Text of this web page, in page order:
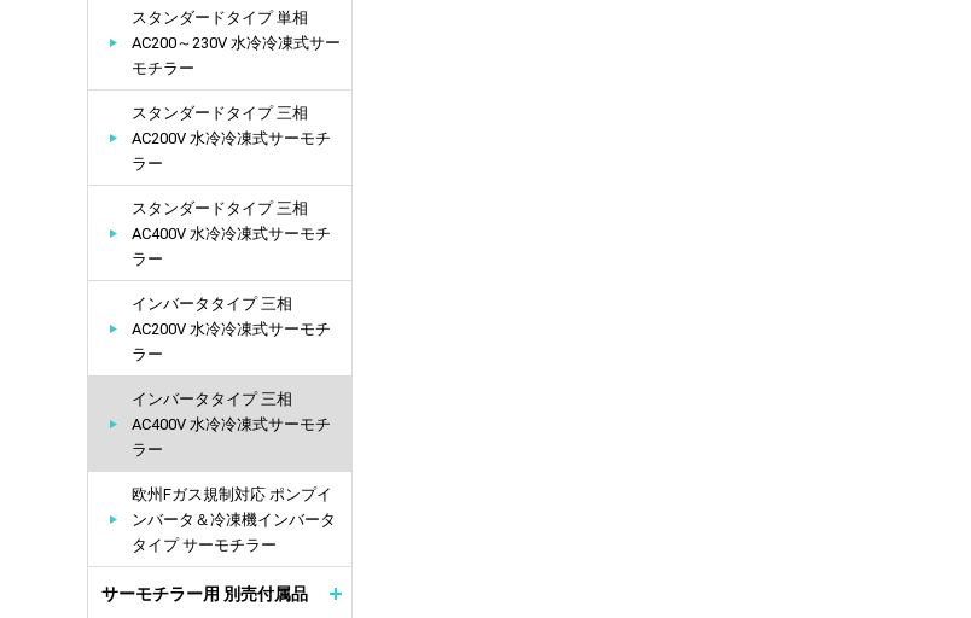
スタンダードタイプ 単相
AC200～230V 水冷冷凍式サー
モチラー
スタンダードタイプ 三相
AC200V 水冷冷凍式サーモチ
ラー
スタンダードタイプ 三相
AC400V 水冷冷凍式サーモチ
ラー
インバータタイプ 三相
AC200V 水冷冷凍式サーモチ
ラー
インバータタイプ 三相
AC400V 水冷冷凍式サーモチ
ラー
欧州Fガス規制対応 ポンプイ
ンバータ＆冷凍機インバータ
タイプ サーモチラー
サーモチラー用 別売付属品